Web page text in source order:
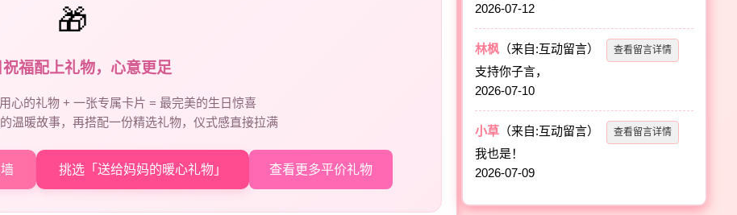
🎁
祝福配上礼物，心意更足
心的礼物 + 一张专属卡片 = 最完美的生日惊喜
温暖故事，再搭配一份精选礼物，仪式感直接拉满
挑选「送给妈妈的暖心礼物」 查看更多平价礼物
2026-07-12
林枫 （来自:互动留言） 查看留言详情
支持你子言，
2026-07-10
小草 （来自:互动留言） 查看留言详情
我也是！
2026-07-09